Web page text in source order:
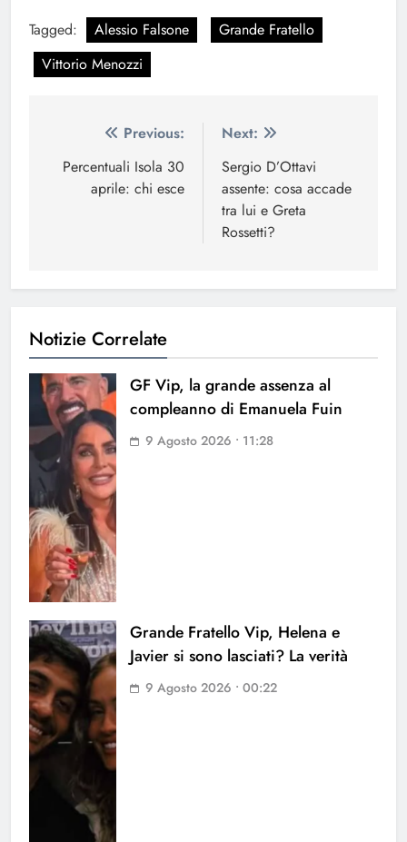
Tagged: Alessio Falsone
Grande Fratello
Vittorio Menozzi
Navigazione
articoli
Previous:
Percentuali Isola 30
aprile: chi esce
Next:
Sergio D’Ottavi
assente: cosa accade
tra lui e Greta
Rossetti?
Notizie Correlate
GF Vip, la grande assenza al
compleanno di Emanuela Fuin
9 Agosto 2026 • 11:28
Grande Fratello Vip, Helena e
Javier si sono lasciati? La verità
9 Agosto 2026 • 00:22